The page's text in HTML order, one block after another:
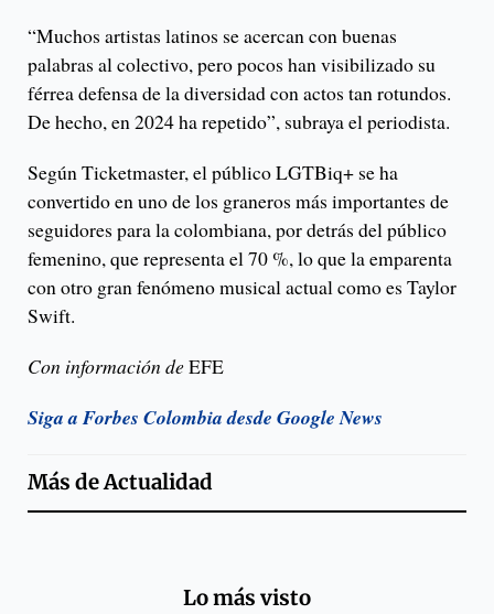
“Muchos artistas latinos se acercan con buenas
palabras al colectivo, pero pocos han visibilizado su
férrea defensa de la diversidad con actos tan rotundos.
De hecho, en 2024 ha repetido”, subraya el periodista.
Según Ticketmaster, el público LGTBiq+ se ha
convertido en uno de los graneros más importantes de
seguidores para la colombiana, por detrás del público
femenino, que representa el 70 %, lo que la emparenta
con otro gran fenómeno musical actual como es Taylor
Swift.
Con información deEFE
Siga a Forbes Colombia desde Google News
Más deActualidad
Lo más visto